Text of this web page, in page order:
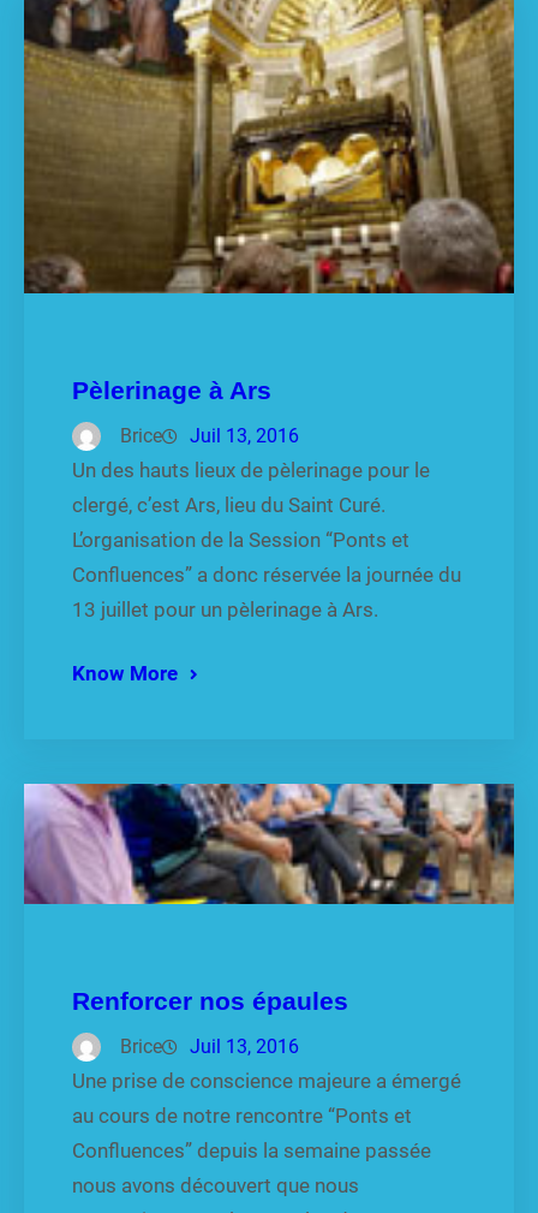
Pèlerinage à Ars
Brice Juil 13, 2016
Un des hauts lieux de pèlerinage pour le
clergé, c’est Ars, lieu du Saint Curé.
L’organisation de la Session “Ponts et
Confluences” a donc réservée la journée du
13 juillet pour un pèlerinage à Ars.
Know More
Renforcer nos épaules
Brice Juil 13, 2016
Une prise de conscience majeure a émergé
au cours de notre rencontre “Ponts et
Confluences” depuis la semaine passée
nous avons découvert que nous